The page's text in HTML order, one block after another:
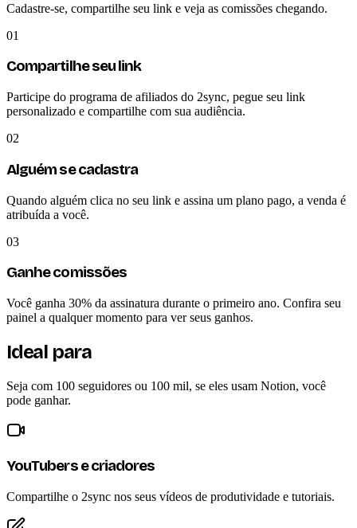
Cadastre-se, compartilhe seu link e veja as comissões chegando.
01
Compartilhe seu link
Participe do programa de afiliados do 2sync, pegue seu link
personalizado e compartilhe com sua audiência.
02
Alguém se cadastra
Quando alguém clica no seu link e assina um plano pago, a venda é
atribuída a você.
03
Ganhe comissões
Você ganha 30% da assinatura durante o primeiro ano. Confira seu
painel a qualquer momento para ver seus ganhos.
Ideal para
Seja com 100 seguidores ou 100 mil, se eles usam Notion, você
pode ganhar.
YouTubers e criadores
Compartilhe o 2sync nos seus vídeos de produtividade e tutoriais.